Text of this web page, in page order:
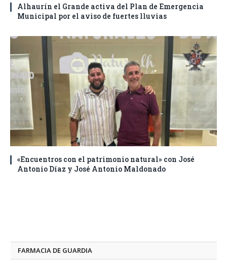
Alhaurín el Grande activa del Plan de Emergencia
Municipal por el aviso de fuertes lluvias
«Encuentros con el patrimonio natural» con José
Antonio Díaz y José Antonio Maldonado
FARMACIA DE GUARDIA